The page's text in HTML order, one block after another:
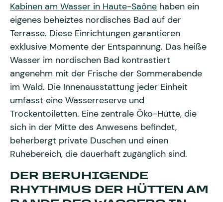
Kabinen am Wasser in Haute-Saône haben ein
eigenes beheiztes nordisches Bad auf der
Terrasse. Diese Einrichtungen garantieren
exklusive Momente der Entspannung. Das heiße
Wasser im nordischen Bad kontrastiert
angenehm mit der Frische der Sommerabende
im Wald. Die Innenausstattung jeder Einheit
umfasst eine Wasserreserve und
Trockentoiletten. Eine zentrale Öko-Hütte, die
sich in der Mitte des Anwesens befindet,
beherbergt private Duschen und einen
Ruhebereich, die dauerhaft zugänglich sind.
DER BERUHIGENDE
RHYTHMUS DER HÜTTEN AM